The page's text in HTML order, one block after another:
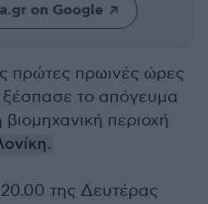
on Google
πρώτες πρωινές ώρες
το απόγευμα
περιοχή
20.00 της Δευτέρας